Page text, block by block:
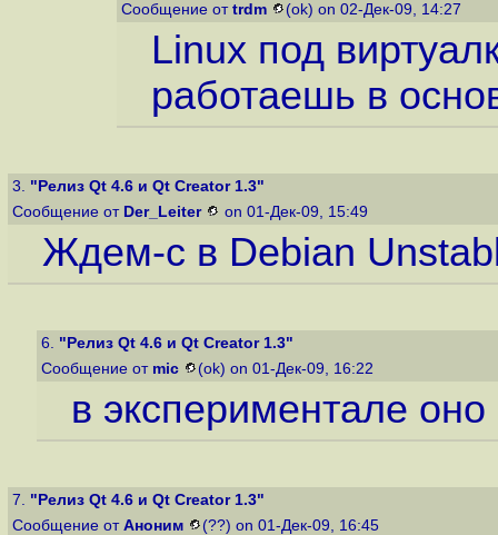
Сообщение от trdm (ok) on 02-Дек-09, 14:27
Linux под
работаешь в
3. "Релиз Qt 4.6 и Qt Creator 1.3"
Сообщение от Der_Leiter on 01-Дек-09, 15:49
Ждем-с в Debian
6. "Релиз Qt 4.6 и Qt Creator 1.3"
Сообщение от mic (ok) on 01-Дек-09, 16:22
в экспериментале
7. "Релиз Qt 4.6 и Qt Creator 1.3"
Сообщение от Аноним (??) on 01-Дек-09, 16:45